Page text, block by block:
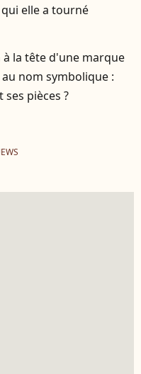
elle a tourné
la tête d'une marque
nom symbolique :
pièces ?